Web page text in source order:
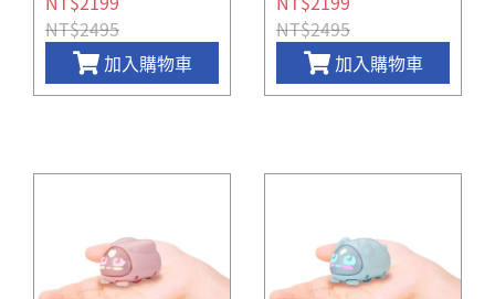
NT$2495
加入購物車
NT$2495
加入購物車